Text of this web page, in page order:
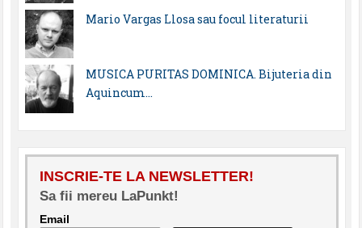
Mario Vargas Llosa sau focul literaturii
MUSICA PURITAS DOMINICA. Bijuteria din
Aquincum…
INSCRIE-TE LA NEWSLETTER!
Sa fii mereu LaPunkt!
Email